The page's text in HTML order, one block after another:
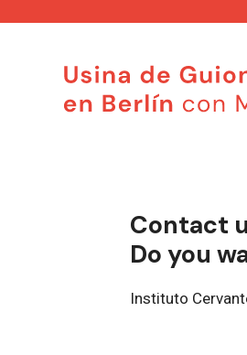
Contact
Do you
Instituto